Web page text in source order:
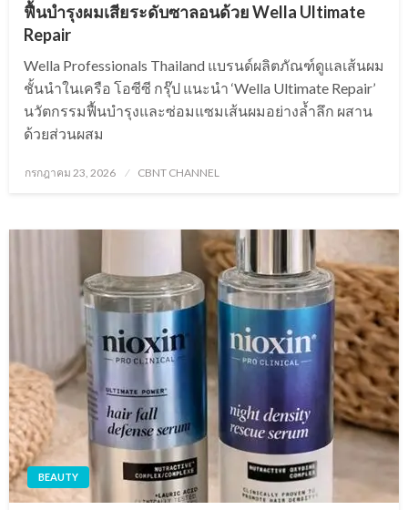
ฟื้นบำรุงผมเสียระดับซาลอนด้วย Wella Ultimate
Repair
Wella Professionals Thailand แบรนด์ผลิตภัณฑ์ดูแลเส้นผม
ชั้นนำในเครือ โอซีซี กรุ๊ป แนะนำ ‘Wella Ultimate Repair’
นวัตกรรมฟื้นบำรุงและซ่อมแซมเส้นผมอย่างล้ำลึก ผสาน
ด้วยส่วนผสม
Posted
กรกฎาคม 23, 2026 CBNT CHANNEL
BEAUTY